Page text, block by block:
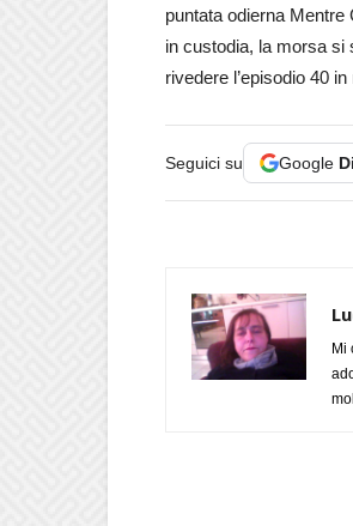
puntata odierna
in custodia, la morsa si
rivedere l’episodio 40
Seguici su Google
Mi